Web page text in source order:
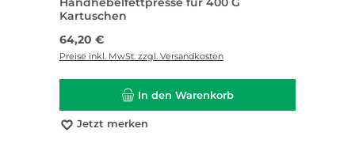
Kartuschen
Regulärer Preis:
64,20 €
Preise inkl. MwSt. zzgl. Versandkosten
In den Warenkorb
Jetzt merken